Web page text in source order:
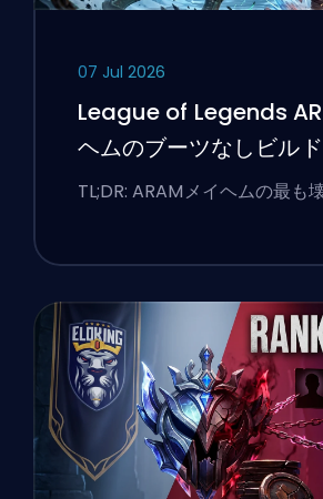
07 Jul 2026
League of Legends
ヘムのブーツなしビルド
TL;DR: ARAMメイヘムの最も